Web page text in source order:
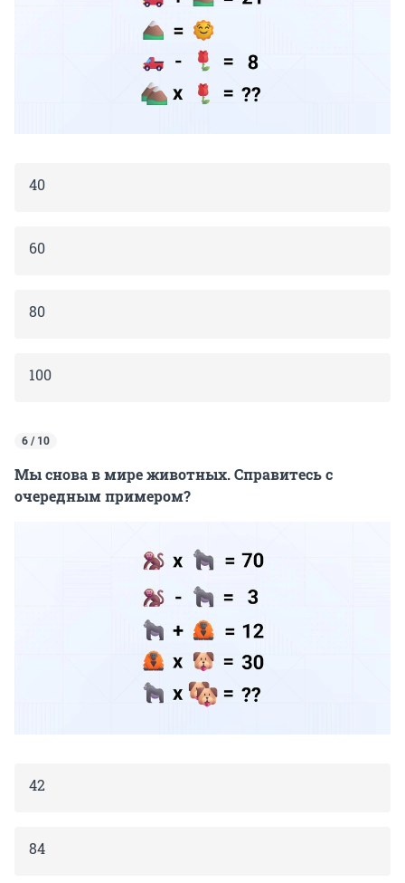
40
60
80
100
6 / 10
Мы снова в мире животных. Справитесь с
очередным примером?
42
84